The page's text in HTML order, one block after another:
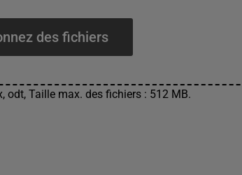
des fichiers
odt, Taille max. des fichiers : 512 MB.